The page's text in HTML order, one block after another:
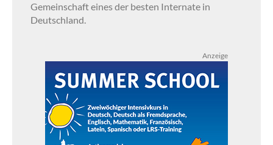
Gemeinschaft eines der besten Internate in
Deutschland.
Anzeige